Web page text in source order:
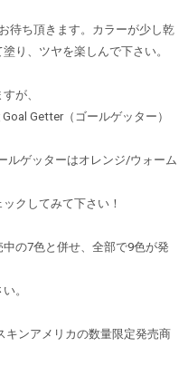
待ち頂きます。カラーが少し乾
り、ツヤを楽しんで下さい。
が、
Getter（ゴールゲッター）
ルゲッターはオレンジ/ウォーム
クしてみて下さい！
の7色と併せ、全部で9色が発
。
キンアメリカの数量限定発売商